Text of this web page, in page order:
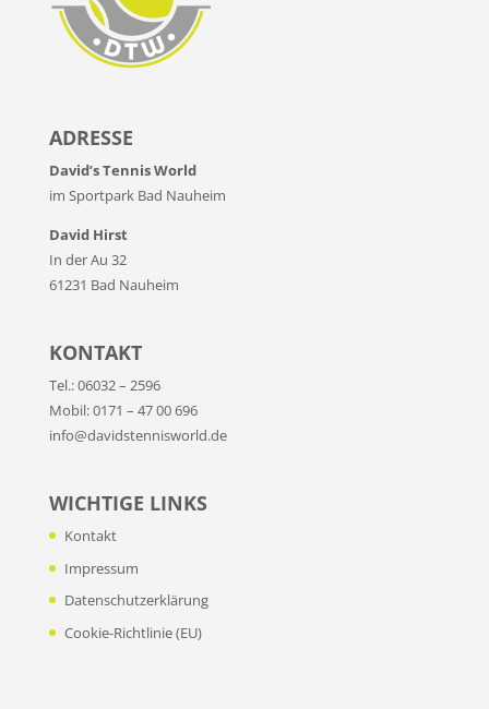
ADRESSE
David’s Tennis World
im Sportpark Bad Nauheim
David Hirst
In der Au 32
61231 Bad Nauheim
KONTAKT
Tel.: 06032 – 2596
Mobil: 0171 – 47 00 696
info@davidstennisworld.de
WICHTIGE LINKS
Kontakt
Impressum
Datenschutzerklärung
Cookie-Richtlinie (EU)